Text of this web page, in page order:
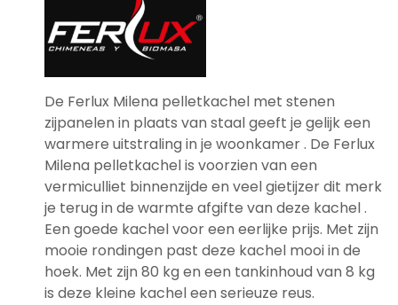
De Ferlux Milena pelletkachel met stenen
zijpanelen in plaats van staal geeft je gelijk een
warmere uitstraling in je woonkamer . De Ferlux
Milena pelletkachel is voorzien van een
vermiculliet binnenzijde en veel gietijzer dit merk
je terug in de warmte afgifte van deze kachel .
Een goede kachel voor een eerlijke prijs. Met zijn
mooie rondingen past deze kachel mooi in de
hoek. Met zijn 80 kg en een tankinhoud van 8 kg
is deze kleine kachel een serieuze reus.